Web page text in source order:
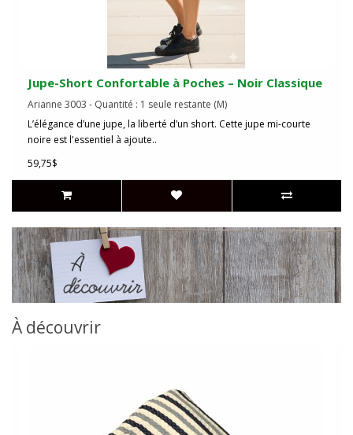
Jupe-Short Confortable à Poches – Noir Classique
Arianne 3003 - Quantité : 1 seule restante (M)
L’élégance d’une jupe, la liberté d’un short. Cette jupe mi-courte
noire est l'essentiel à ajoute..
59,75$
À découvrir